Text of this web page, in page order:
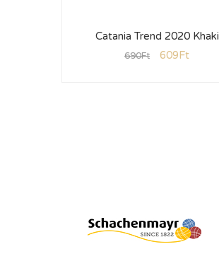
Catania Trend 2020 Khaki
690Ft 609Ft